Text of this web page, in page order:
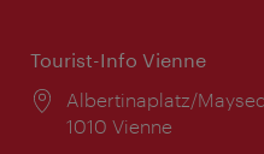
Tourist-Info Vienne
Lieu:
Albertinaplatz/
1010 Vienne